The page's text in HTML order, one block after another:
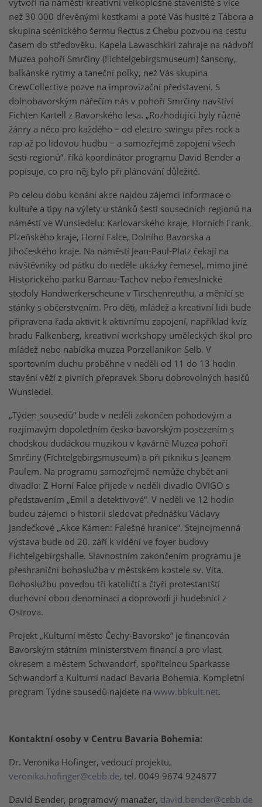
vytvoří na náměstí kreativní velkoplošné staveniště s více
než 30 000 dřevěnými kostkami a poté Vás husité z Tábora a
skupina scénického šermu Rectus z Chebu pozvou na cestu
časem do středověku. Kapela Lawaschkiri zahraje na nádvoří
Muzea pohoří Smrčiny (Fichtelgebirgsmuseum) šansony,
balkánské rytmy a taneční polky, než Vás skupina
CrewCollective pozve na improvizační představení. S
dolnobavorským nářečím nás v pohoří Smrčiny navštíví
Fichten Kartell z Bavorského lesa. „Rozhodující byly různé
žánry a něco pro každého – od electro swingu přes rock a
rap až po lidovou hudbu – a samozřejmě zapojení všech
šesti regionů“, říká koordinátor programu David Bender a
popisuje, co pro něj bylo při plánování důležité.
Po celou dobu konání akce najdou zájemci informace o
kultuře a tipy na výlety u stánků šesti sousedních regionů na
náměstí ve Wunsiedelu: Karlovarského kraje, Horních Frank,
Plzeňského kraje, Horní Falce, Dolního Bavorska a
Jihočeského kraje. Na náměstí Jean-Paul-Platz čekají na
návštěvníky od pátku do neděle ukázky řemesel, mimo jiné
Historického parku Bärnau-Tachov nebo řemeslnické
stodoly Handwerkerscheune v Tirschenreuthu, a měnící se
stánky s občerstvením. Pro děti, mládež a kreativní lidi bude
připravena řada aktivit k aktivnímu zapojení, například kvíz
hradu Falkenberg, kreativní workshopy uměleckých škol pro
mládež nebo nabídka muzea Porzellanikon Selb. V
sportovním duchu proběhne v neděli od 11 do 13 hodin
stavění věží z pivních přepravek Sboru dobrovolných hasičů
Wunsiedel.
„Týden sousedů“ bude v neděli zakončen pohodovým a
rozjímavým dopoledním česko-bavorským posezením s
chodskou dudáckou muzikou v kavárně Muzea pohoří
Smrčiny (Fichtelgebirgsmuseum) a při pikniku s Jeanem
Paulem. Na programu samozřejmě nemůže chybět ani
divadlo: Z Horní Falce přijede v neděli divadlo OVIGO s
představením „Emil a detektivové“. V neděli ve 12 hodin
budou zájemci o historii sledovat přednášku Václavy
Jandečkové „Akce Kámen: Falešné hranice“. Stejnojmenná
výstava bude od 20. září k vidění ve foyer budovy
Fichtelgebirgshalle. Slavnostním zakončením programu je
přeshraniční bohoslužba v městském kostele sv. Víta.
Bohoslužbu povedou tři katoličtí a čtyři protestantští
duchovní obou denominací a doprovodí ji hudebníci z
Ostrova.
Projekt „Kulturní město Čechy-Bavorsko“ je financován
Bavorským státním ministerstvem financí a pro vlast,
okresem a městem Schwandorf, spořitelnou Sparkasse
Schwandorf a Kulturní nadací Bavaria Bohemia. Kompletní
program Týdne sousedů najdete na www.bbkult.net.
Kontaktní osoby v Centru Bavaria Bohemia:
Dr. Veronika Hofinger, vedoucí projektu,
veronika.hofinger@cebb.de, tel. 0049 9674 924877
David Bender, programový manažer, david.bender@cebb.de